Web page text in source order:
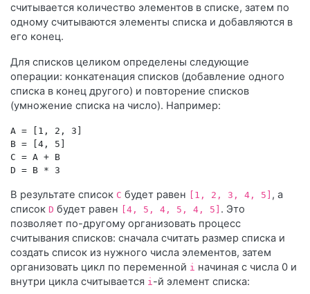
считывается количество элементов в списке, затем по
одному считываются элементы списка и добавляются в
его конец.
Для списков целиком определены следующие
операции: конкатенация списков (добавление одного
списка в конец другого) и повторение списков
(умножение списка на число). Например:
A = [1, 2, 3]
B = [4, 5]
C = A + B
В результате список C будет равен [1, 2, 3, 4, 5] , а
список D будет равен [4, 5, 4, 5, 4, 5] . Это
позволяет по-другому организовать процесс
считывания списков: сначала считать размер списка и
создать список из нужного числа элементов, затем
организовать цикл по переменной i начиная с числа 0 и
внутри цикла считывается i -й элемент списка: